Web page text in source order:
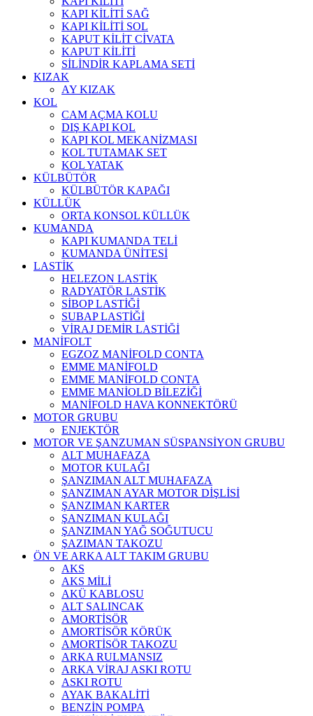
KAPI KİLİTİ SAĞ
KAPI KİLİTİ SOL
KAPUT KİLİT CİVATA
KAPUT KİLİTİ
SİLİNDİR KAPLAMA SETİ
KIZAK
AY KIZAK
KOL
CAM AÇMA KOLU
DIŞ KAPI KOL
KAPI KOL MEKANİZMASI
KOL TUTAMAK SET
KOL YATAK
KÜLBÜTÖR
KÜLBÜTÖR KAPAĞI
KÜLLÜK
ORTA KONSOL KÜLLÜK
KUMANDA
KAPI KUMANDA TELİ
KUMANDA ÜNİTESİ
LASTİK
HELEZON LASTİK
RADYATÖR LASTİK
SİBOP LASTİĞİ
SUBAP LASTİĞİ
VİRAJ DEMİR LASTİĞİ
MANİFOLT
EGZOZ MANİFOLD CONTA
EMME MANİFOLD
EMME MANİFOLD CONTA
EMME MANİOLD BİLEZİĞİ
MANİFOLD HAVA KONNEKTÖRÜ
MOTOR GRUBU
ENJEKTÖR
MOTOR VE ŞANZUMAN SÜSPANSİYON GRUBU
ALT MUHAFAZA
MOTOR KULAĞI
ŞANZIMAN ALT MUHAFAZA
ŞANZIMAN AYAR MOTOR DİŞLİSİ
ŞANZIMAN KARTER
ŞANZIMAN KULAĞI
ŞANZIMAN YAĞ SOĞUTUCU
ŞAZIMAN TAKOZU
ÖN VE ARKA ALT TAKIM GRUBU
AKS
AKS MİLİ
AKÜ KABLOSU
ALT SALINCAK
AMORTİSÖR
AMORTİSÖR KÖRÜK
AMORTİSÖR TAKOZU
ARKA RULMANSIZ
ARKA VİRAJ ASKI ROTU
ASKI ROTU
AYAK BAKALİTİ
BENZİN POMPA